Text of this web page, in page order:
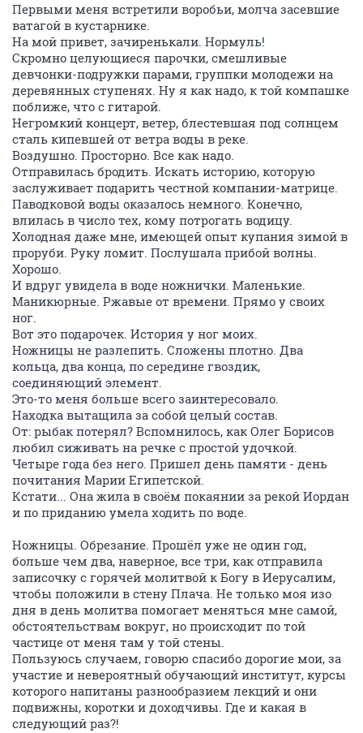
Первыми меня встретили воробьи, молча засевшие
ватагой в кустарнике.
На мой привет, зачиренькали. Нормуль!
Скромно целующиеся парочки, смешливые
девчонки-подружки парами, группки молодежи на
деревянных ступенях. Ну я как надо, к той компашке
поближе, что с гитарой.
Негромкий концерт, ветер, блестевшая под солнцем
сталь кипевшей от ветра воды в реке.
Воздушно. Просторно. Все как надо.
Отправилась бродить. Искать историю, которую
заслуживает подарить честной компании-матрице.
Паводковой воды оказалось немного. Конечно,
влилась в число тех, кому потрогать водицу.
Холодная даже мне, имеющей опыт купания зимой в
проруби. Руку ломит. Послушала прибой волны.
Хорошо.
И вдруг увидела в воде ножнички. Маленькие.
Маникюрные. Ржавые от времени. Прямо у своих
ног.
Вот это подарочек. История у ног моих.
Ножницы не разлепить. Сложены плотно. Два
кольца, два конца, по середине гвоздик,
соединяющий элемент.
Это-то меня больше всего заинтересовало.
Находка вытащила за собой целый состав.
От: рыбак потерял? Вспомнилось, как Олег Борисов
любил сиживать на речке с простой удочкой.
Четыре года без него. Пришел день памяти - день
почитания Марии Египетской.
Кстати... Она жила в своём покаянии за рекой Иордан
и по приданию умела ходить по воде.
Ножницы. Обрезание. Прошёл уже не один год,
больше чем два, наверное, все три, как отправила
записочку с горячей молитвой к Богу в Иерусалим,
чтобы положили в стену Плача. Не только моя изо
дня в день молитва помогает меняться мне самой,
обстоятельствам вокруг, но происходит по той
частице от меня там у той стены.
Пользуюсь случаем, говорю спасибо дорогие мои, за
участие и невероятный обучающий институт, курсы
которого напитаны разнообразием лекций и они
подвижны, коротки и доходчивы. Где и какая в
следующий раз?!